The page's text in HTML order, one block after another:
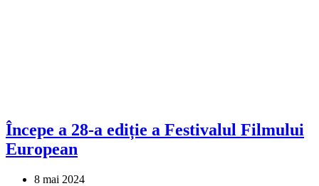
Începe a 28-a ediție a Festivalul Filmului
European
8 mai 2024